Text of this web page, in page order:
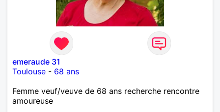
emeraude 31
Toulouse - 68 ans
Femme veuf/veuve de 68 ans recherche rencontre
amoureuse